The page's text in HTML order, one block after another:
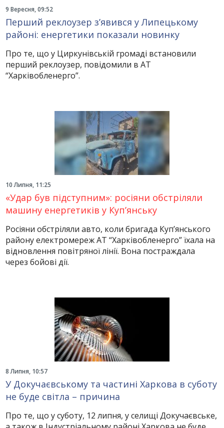
9 Вересня, 09:52
Перший реклоузер з’явився у Липецькому
районі: енергетики показали новинку
Про те, що у Циркунівській громаді встановили
перший реклоузер, повідомили в АТ
“Харківобленерго”.
10 Липня, 11:25
«Удар був підступним»: росіяни обстріляли
машину енергетиків у Куп’янську
Росіяни обстріляли авто, коли бригада Куп’янського
району електромереж АТ “Харківобленерго” їхала на
відновлення повітряної лінії. Вона постраждала
через бойові дії.
8 Липня, 10:57
У Докучаєвському та частині Харкова в суботу
не буде світла – причина
Про те, що у суботу, 12 липня, у селищі Докучаєвське,